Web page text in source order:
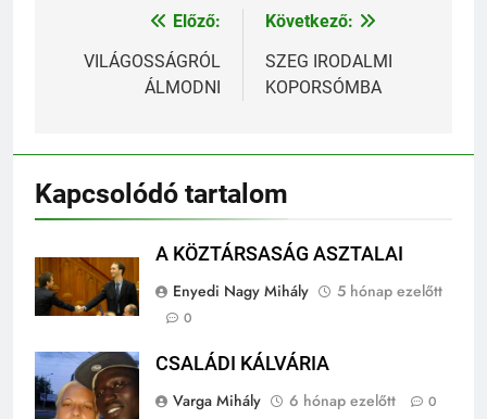
Bejegyzés
navigáció
VILÁGOSSÁGRÓL
SZEG IRODALMI
Kapcsolódó tartalom
Enyedi Nagy Mihály